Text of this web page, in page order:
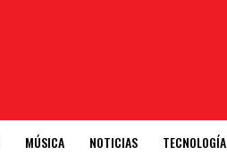
MÚSICA NOTICIAS TECNOLOGÍA